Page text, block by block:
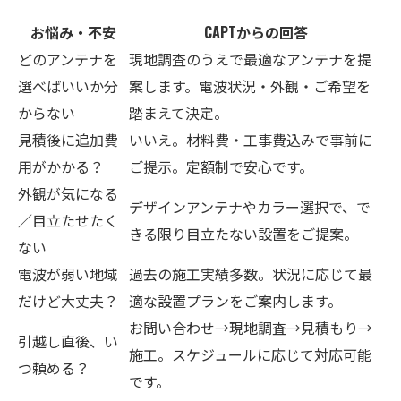
お悩み・不安
CAPTからの回答
どのアンテナを
選べばいいか分
からない
現地調査のうえで最適なアンテナを提
案します。電波状況・外観・ご希望を
踏まえて決定。
見積後に追加費
用がかかる？
いいえ。材料費・工事費込みで事前に
ご提示。定額制で安心です。
外観が気になる
／目立たせたく
ない
デザインアンテナやカラー選択で、で
きる限り目立たない設置をご提案。
電波が弱い地域
だけど大丈夫？
過去の施工実績多数。状況に応じて最
適な設置プランをご案内します。
引越し直後、い
つ頼める？
お問い合わせ→現地調査→見積もり→
施工。スケジュールに応じて対応可能
です。